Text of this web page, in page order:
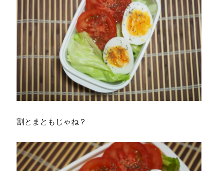
割とまともじゃね？